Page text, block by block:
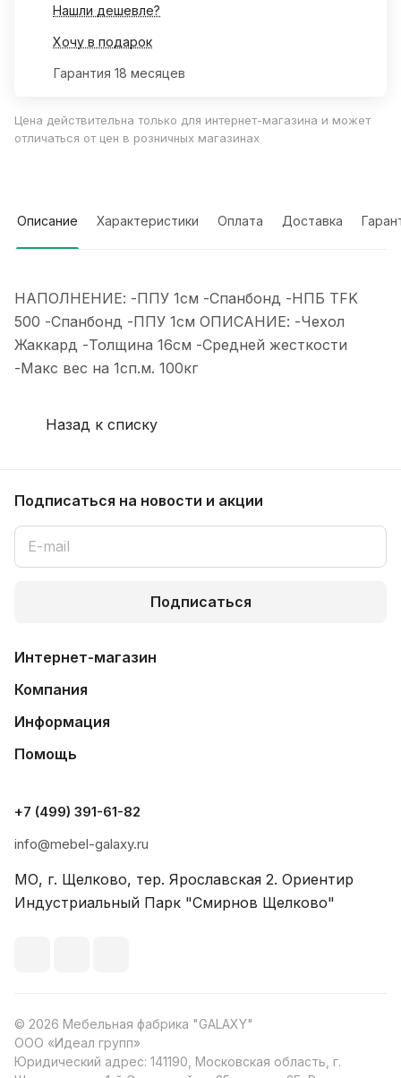
Нашли дешевле?
Хочу в подарок
Гарантия 18 месяцев
Цена действительна только для интернет-магазина и может
отличаться от цен в розничных магазинах
Описание Характеристики Оплата Доставка
НАПОЛНЕНИЕ: -ППУ 1см -Спанбонд -НПБ TFK
500 -Спанбонд -ППУ 1см ОПИСАНИЕ: -Чехол
Жаккард -Толщина 16см -Средней жесткости
-Макс вес на 1сп.м. 100кг
Назад к списку
Подписаться на новости и акции
Подписаться
Интернет-магазин
Компания
Информация
Помощь
+7 (499) 391-61-82
info@mebel-galaxy.ru
МО, г. Щелково, тер. Ярославская 2. Ориентир
Индустриальный Парк "Смирнов Щелково"
© 2026 Мебельная фабрика "GALAXY"
ООО «Идеал групп»
Юридический адрес: 141190, Московская область, г.